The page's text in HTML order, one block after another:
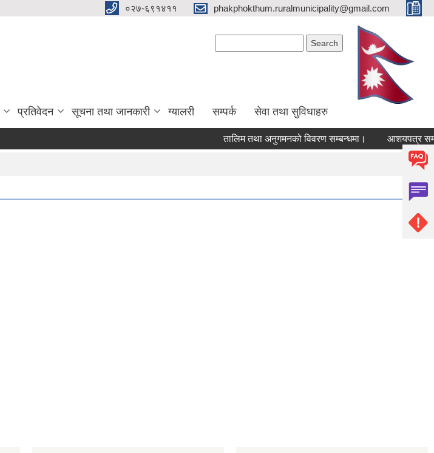
०२७-६९१४११ phakphokthum.ruralmunicipality@gmail.com
प्रतिवेदन सूचना तथा जानकारी ग्यालरी सम्पर्क सेवा तथा सुविधाहरु
तालिम तथा अनुगमनको विवरण सम्बन्धमा। आशयपत्र